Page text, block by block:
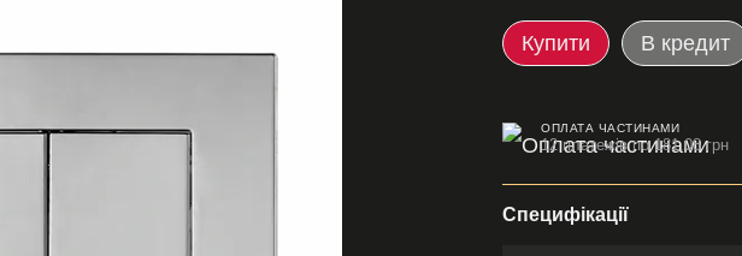
Купити В кредит
ОПЛАТА ЧАСТИНАМИ
12 платежів по 181.08 грн
Специфікації